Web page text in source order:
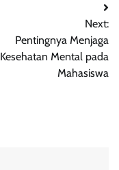
Next:
Pentingnya Menjaga
Kesehatan Mental pada
Mahasiswa